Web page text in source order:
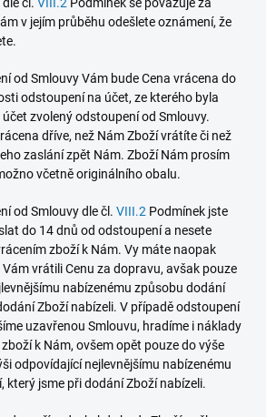
v jejím průběhu odešlete oznámení, že
od Smlouvy Vám bude Cena vrácena do
odstoupení na účet, ze kterého byla
zvolený odstoupení od Smlouvy.
dříve, než Nám Zboží vrátíte či než
zaslání zpět Nám. Zboží Nám prosím
včetně originálního obalu.
od Smlouvy dle čl. VIII.2 Podmínek jste
do 14 dnů od odstoupení a nesete
zboží k Nám. Vy máte naopak
vrátili Cenu za dopravu, avšak pouze
nabízenému způsobu dodání
Zboží nabízeli. V případě odstoupení
uzavřenou Smlouvu, hradíme i náklady
k Nám, ovšem opět pouze do výše
odpovídající nejlevnějšímu nabízenému
který jsme při dodání Zboží nabízeli.